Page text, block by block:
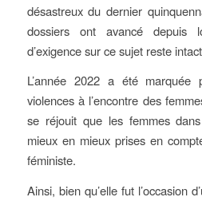
désastreux du dernier
dossiers ont avancé depuis
d’exigence sur ce sujet reste
L’année 2022 a été marquée
violences à l’encontre des
se réjouit que les femmes
mieux en mieux prises en
féministe.
Ainsi, bien qu’elle fut l’occasion